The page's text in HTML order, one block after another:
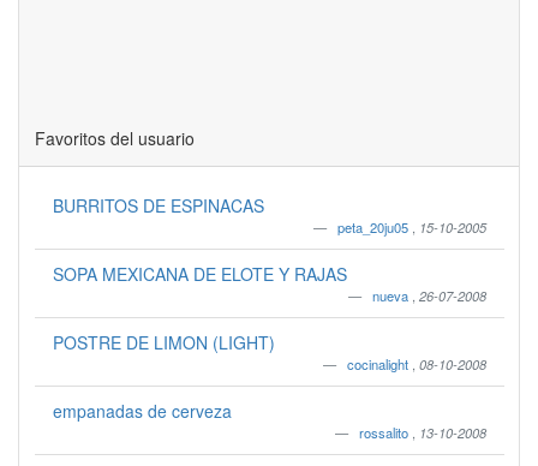
Favoritos del usuario
BURRITOS DE ESPINACAS
peta_20ju05 15-10-2005
SOPA MEXICANA DE ELOTE Y RAJAS
nueva 26-07-2008
POSTRE DE LIMON (LIGHT)
cocinalight 08-10-2008
empanadas de cerveza
rossalito 13-10-2008